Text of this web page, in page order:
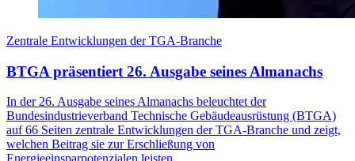
Zentrale Entwicklungen der TGA-Branche
BTGA präsentiert 26. Ausgabe seines Almanachs
In der 26. Ausgabe seines Almanachs beleuchtet der
Bundesindustrieverband Technische Gebäudeausrüstung (BTGA)
auf 66 Seiten zentrale Entwicklungen der TGA-Branche und zeigt,
welchen Beitrag sie zur Erschließung von